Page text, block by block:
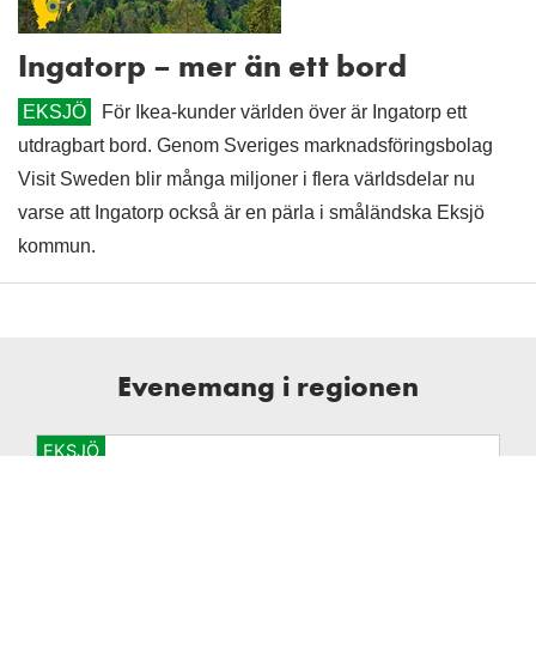
Ingatorp – mer än ett bord
EKSJÖ
För Ikea-kunder världen över är Ingatorp ett
utdragbart bord. Genom Sveriges marknadsföringsbolag
Visit Sweden blir många miljoner i flera världsdelar nu
varse att Ingatorp också är en pärla i småländska Eksjö
kommun.
Evenemang i regionen
EKSJÖ